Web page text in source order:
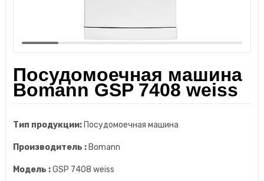
Посудомоечная машина
Bomann GSP 7408 weiss
Тип продукции: Посудомоечная машина
Производитель : Bomann
Модель :GSP 7408 weiss
Шкафы для сигар
Измельчители
Йогуртницы
Пылесосы
Увлажнители воздуха